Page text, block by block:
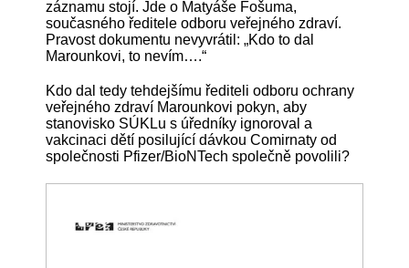
záznamu stojí. Jde o Matyáše Fošuma,
současného ředitele odboru veřejného zdraví.
Pravost dokumentu nevyvrátil: „Kdo to dal
Marounkovi, to nevím….“
Kdo dal tedy tehdejšímu řediteli odboru ochrany
veřejného zdraví Marounkovi pokyn, aby
stanovisko SÚKLu s úředníky ignoroval a
vakcinaci dětí posilující dávkou Comirnaty od
společnosti Pfizer/BioNTech společně povolili?